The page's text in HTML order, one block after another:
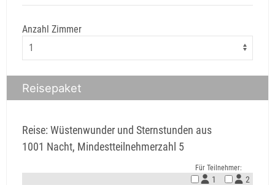
Anzahl Zimmer
Reisepaket
Reise: Wüstenwunder und Sternstunden aus
1001 Nacht, Mindestteilnehmerzahl 5
Für Teilnehmer:
1 2